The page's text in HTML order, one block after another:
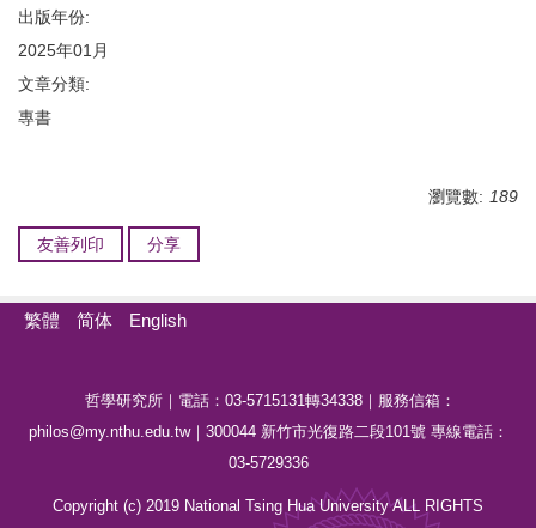
出版年份:
2025年01月
文章分類:
專書
瀏覽數: 189
友善列印 分享
繁體 简体 English
哲學研究所｜電話：03-5715131轉34338｜服務信箱：
philos@my.nthu.edu.tw｜300044 新竹市光復路二段101號 專線電話：
03-5729336
Copyright (c) 2019 National Tsing Hua University ALL RIGHTS